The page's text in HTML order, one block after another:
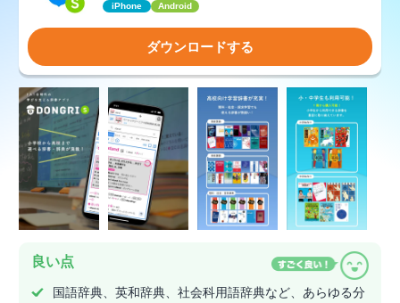
iPhone Android
ダウンロードする
良い点
国語辞典、英和辞典、社会科用語辞典など、あらゆる分